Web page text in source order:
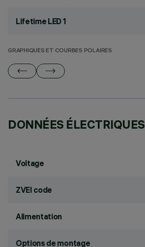
Lifetime LED 1
GRAPHIQUES ET COURBES POLAIRES
DONNÉES ÉLECTRIQUES
Voltage
ZVEI code
Alimentation
Options de montage